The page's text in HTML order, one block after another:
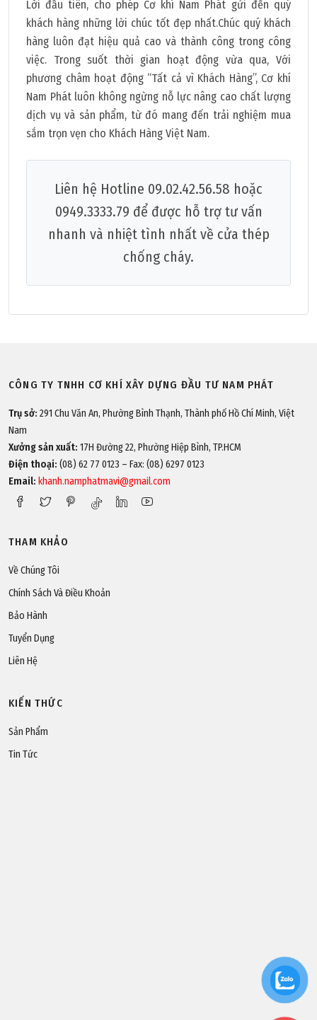
Lời đầu tiên, cho phép Cơ khí Nam Phát gửi đến quý
khách hàng những lời chúc tốt đẹp nhất.Chúc quý khách
hàng luôn đạt hiệu quả cao và thành công trong công
việc. Trong suốt thời gian hoạt động vừa qua, Với
phương châm hoạt động “Tất cả vì Khách Hàng”, Cơ khí
Nam Phát luôn không ngừng nỗ lực nâng cao chất lượng
dịch vụ và sản phẩm, từ đó mang đến trải nghiệm mua
sắm trọn vẹn cho Khách Hàng Việt Nam.
Liên hệ Hotline 09.02.42.56.58 hoặc
0949.3333.79 để được hỗ trợ tư vấn
nhanh và nhiệt tình nhất về cửa thép
chống cháy.
CÔNG TY TNHH CƠ KHÍ XÂY DỰNG ĐẦU TƯ NAM PHÁT
Trụ sở: 291 Chu Văn An, Phường Bình Thạnh, Thành phố Hồ Chí Minh, Việt
Nam
Xưởng sản xuất: 17H Đường 22, Phường Hiệp Bình, TP.HCM
Điện thoại: (08) 62 77 0123 – Fax: (08) 6297 0123
Email: khanh.namphatmavi@gmail.com
THAM KHẢO
Về Chúng Tôi
Chính Sách Và Điều Khoản
Bảo Hành
Tuyển Dụng
Liên Hệ
KIẾN THỨC
Sản Phẩm
Tin Tức